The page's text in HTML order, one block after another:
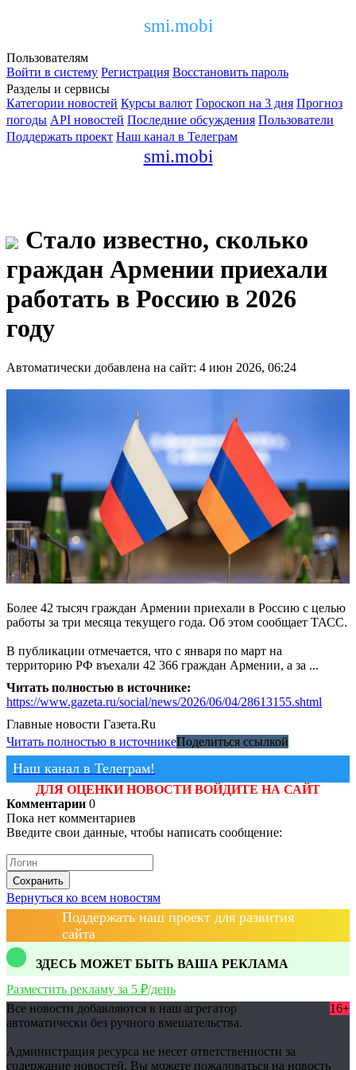
smi.mobi
Пользователям
Войти в систему Регистрация Восстановить пароль
Разделы и сервисы
Категории новостей Курсы валют Гороскоп на 3 дня Прогноз
погоды API новостей Последние обсуждения Пользователи
Поддержать проект Наш канал в Телеграм
smi.mobi
Стало известно, сколько
граждан Армении приехали
работать в Россию в 2026
году
Автоматически добавлена на сайт: 4 июн 2026, 06:24
Более 42 тысяч граждан Армении приехали в Россию с целью
работы за три месяца текущего года. Об этом сообщает ТАСС.
В публикации отмечается, что с января по март на
территорию РФ въехали 42 366 граждан Армении, а за ...
Читать полностью в источнике:
https://www.gazeta.ru/social/news/2026/06/04/28613155.shtml
Главные новости Газета.Ru
Читать полностью в источникеПоделиться ссылкой
Наш канал в Телеграм!
ДЛЯ ОЦЕНКИ НОВОСТИ ВОЙДИТЕ НА САЙТ
Комментарии 0
Пока нет комментариев
Введите свои данные, чтобы написать сообщение:
Сохранить
Вернуться ко всем новостям
Поддержать наш проект для развития
сайта
ЗДЕСЬ МОЖЕТ БЫТЬ ВАША РЕКЛАМА
Разместить рекламу за 5 ₽/день
Все новости добавляются в наш агрегатор
автоматически без ручного вмешательства.
16+
Администрация ресурса не несет ответственности за
содержание новостей. Вы можете пожаловаться на новость